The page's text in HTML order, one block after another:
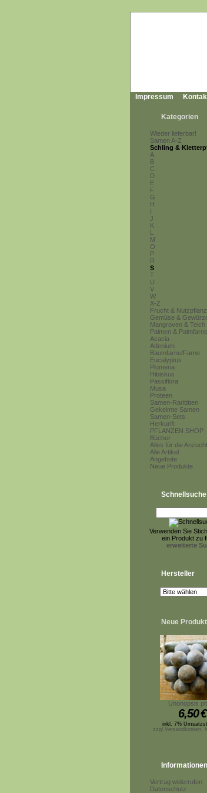
Impressum
Kategorien
Wieder lieferbar!
Samen A-Z
Schling &
A
B
C
D
E
F
G
H
I
J
K
L
M
O
P
R
S
T
U
V
W
X-Z
Frucht &
Gemüse &
Mangroven & Teich
Palmen & Palmfarne
Acacia
Adenium
Baumfarne/Farne
Eucalyptus
Plumeria
Hibiskus
Passiflora
Musa
Proteen
Samen-Raritäten
Gekeimte Samen
Samen-Sets
Herkunft
PFLANZEN SHOP
Bücher
Alles für die Anzucht
Alle Artikel
Angebote
Neue Produkte
Schnellsuche
Verwenden Sie
ein Produkt zu
erweiterte
Hersteller
Neue
Unonopsis
6,50€
inkl. 7%
zzgl.Versandkosten,
Informationen
Vertrag widerrufen
Datenschutz